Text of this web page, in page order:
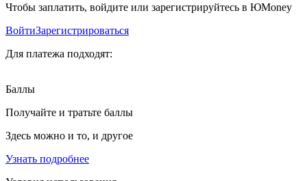
Чтобы заплатить, войдите или зарегистрируйтесь в ЮMoney
ВойтиЗарегистрироваться
Для платежа подходят:
Баллы
Получайте и тратьте баллы
Здесь можно и то, и другое
Узнать подробнее